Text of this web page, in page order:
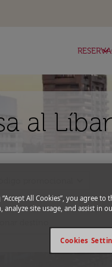
keyboard_arrow_down
al
“Accept All Cookies”, you agree
analyze site usage, and assist in
Cookies